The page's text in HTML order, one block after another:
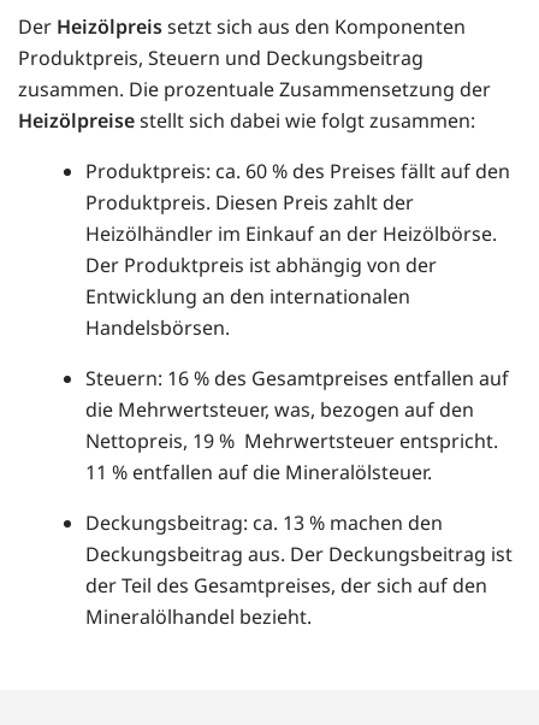
Der Heizölpreissetzt sich aus den Komponenten
Produktpreis, Steuern und Deckungsbeitrag
zusammen. Die prozentuale Zusammensetzung der
Heizölpreisestellt sich dabei wie folgt zusammen:
Produktpreis: ca. 60 % des Preises fällt auf den
Produktpreis. Diesen Preis zahlt der
Heizölhändler im Einkauf an der Heizölbörse.
Der Produktpreis ist abhängig von der
Entwicklung an den internationalen
Handelsbörsen.
Steuern: 16 % des Gesamtpreises entfallen auf
die Mehrwertsteuer, was, bezogen auf den
Nettopreis, 19 % Mehrwertsteuer entspricht.
11 % entfallen auf die Mineralölsteuer.
Deckungsbeitrag: ca. 13 % machen den
Deckungsbeitrag aus. Der Deckungsbeitrag ist
der Teil des Gesamtpreises, der sich auf den
Mineralölhandel bezieht.